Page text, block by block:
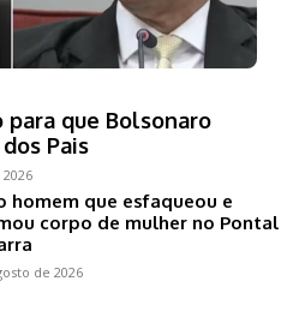
para que Bolsonaro
Pais
homem que esfaqueou e
corpo de mulher no Pontal
de 2026